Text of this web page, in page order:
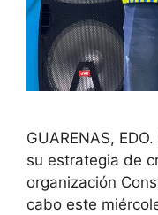
GUARENAS,
su estrategia de
organización
cabo este